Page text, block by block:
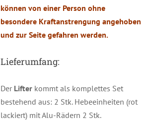
können von einer Person ohne
besondere Kraftanstrengung angehoben
und zur Seite gefahren werden.
Lieferumfang:
Der Lifterkommt als komplettes Set
bestehend aus: 2 Stk. Hebeeinheiten (rot
lackiert) mit Alu-Rädern 2 Stk.